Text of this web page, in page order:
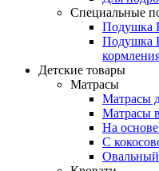
Специальные
Подушка
Подушка
Детские товары
Матрасы
Матрасы
Матрасы
На основе
С
Овальный